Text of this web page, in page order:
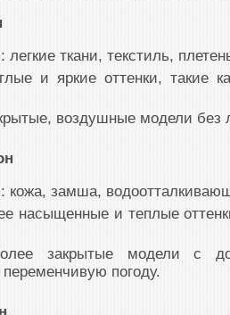
легкие ткани, текстиль,
и яркие оттенки, такие
воздушные модели без
кожа, замша,
насыщенные и теплые
закрытые модели с
погоду.